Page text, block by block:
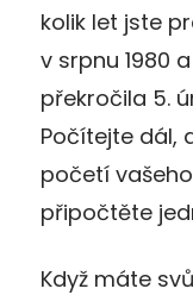
kolik let jste
v srpnu 1980
překročila 5.
Počítejte dál,
početí
připočtěte
Když máte